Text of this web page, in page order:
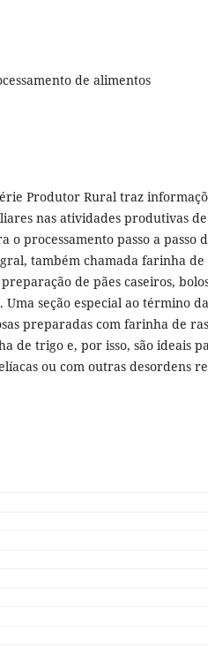
de alimentos
Produtor Rural traz
nas atividades produtivas
o processamento passo a passo
também chamada farinha de
de pães caseiros,
seção especial ao término
preparadas com farinha de
de trigo e, por isso, são ideais
ou com outras desordens